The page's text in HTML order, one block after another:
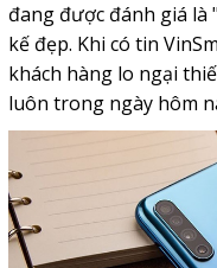
đang được đánh giá là
kế đẹp. Khi có tin
khách hàng lo ngại
luôn trong ngày hôm